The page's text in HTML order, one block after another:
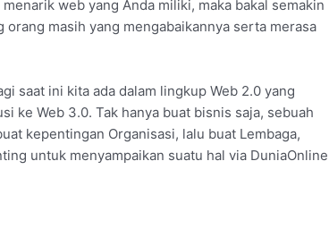
web yang Anda miliki, maka bakal semakin
masih yang mengabaikannya serta merasa
saat ini kita ada dalam lingkup Web 2.0 yang
ke Web 3.0. Tak hanya buat bisnis saja, sebuah
kepentingan Organisasi, lalu buat Lembaga,
untuk menyampaikan suatu hal via DuniaOnline